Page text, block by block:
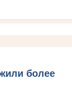
более